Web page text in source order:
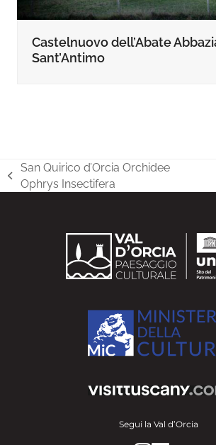
Castelnuovo dell’Abate
Sant’Antimo
post
San Quirico d’Orcia Orchidee
Ophrys Insectifera
Segui la Val d’Orcia